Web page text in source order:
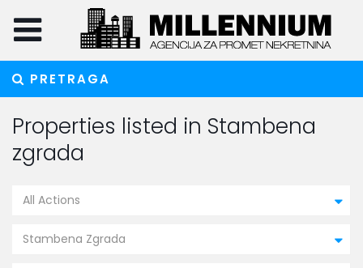
PRETRAGA
Properties listed in Stambena
zgrada
All Actions
Stambena Zgrada